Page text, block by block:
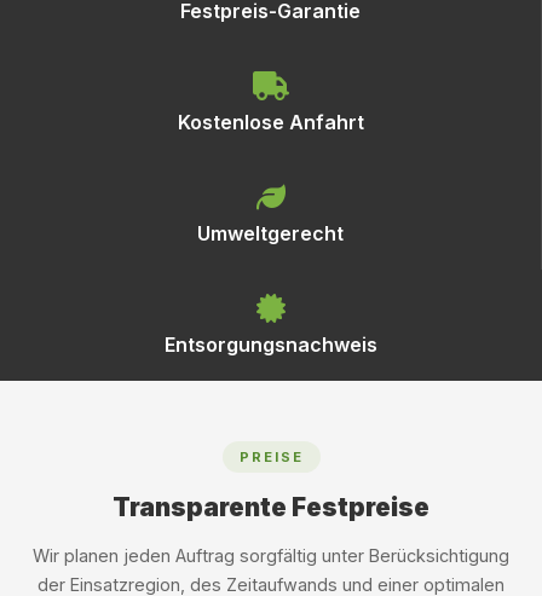
Festpreis-Garantie
Kostenlose Anfahrt
Umweltgerecht
Entsorgungsnachweis
PREISE
Transparente Festpreise
Wir planen jeden Auftrag sorgfältig unter Berücksichtigung
der Einsatzregion, des Zeitaufwands und einer optimalen